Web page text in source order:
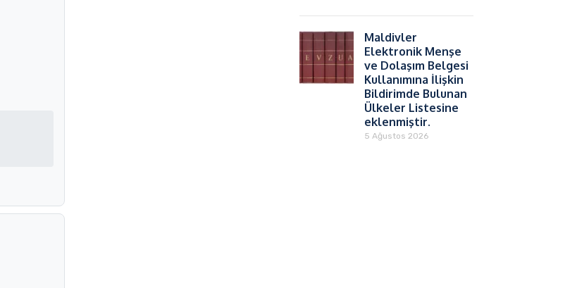
Maldivler
Elektronik Menşe
ve Dolaşım Belgesi
Kullanımına İlişkin
Bildirimde Bulunan
Ülkeler Listesine
eklenmiştir.
5 Ağustos 2026